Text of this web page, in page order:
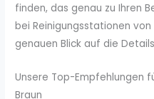
finden, das genau zu Ihren
bei Reinigungsstationen
genauen Blick auf die
Unsere Top-Empfehlungen
Braun